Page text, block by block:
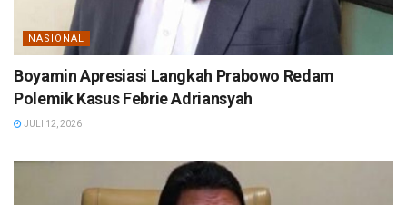
NASIONAL
Boyamin Apresiasi Langkah Prabowo Redam
Polemik Kasus Febrie Adriansyah
JULI 12, 2026